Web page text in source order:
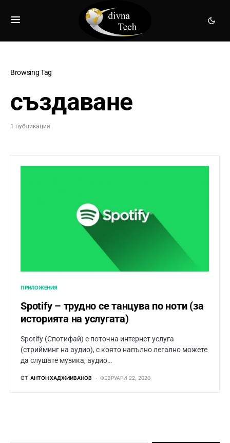
Browsing Tag
създаване
1 публикация
ПРИЛОЖЕНИЯ
Spotify – трудно се танцува по ноти (за
историята на услугата)
Spotify (Спотифай) е поточна интернет услуга
(стрийминг на аудио), с която напълно легално можете
да слушате музика, аудио…
ОТ АНТОН ХАДЖИИВАНОВ ФЕВРУАРИ 22, 2020